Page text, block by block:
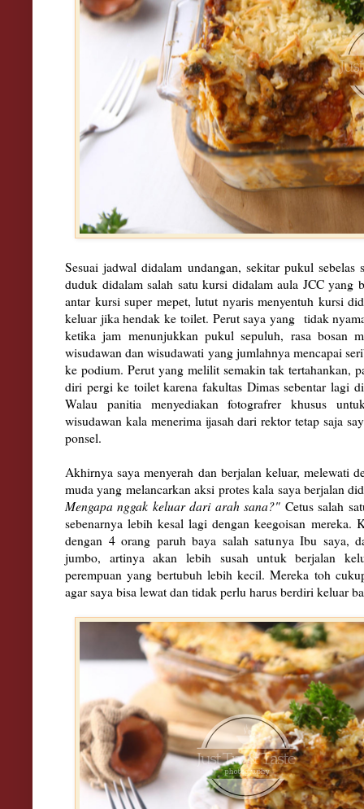
Sesuai jadwal didalam undangan, sekitar pukul sebelas
duduk didalam salah satu kursi didalam aula JCC yang
antar kursi super mepet, lutut nyaris menyentuh kursi
keluar jika hendak ke toilet. Perut saya yang tidak
ketika jam menunjukkan pukul sepuluh, rasa bosan
wisudawan dan wisudawati yang jumlahnya mencapai
ke podium. Perut yang melilit semakin tak tertahankan,
diri pergi ke toilet karena fakultas Dimas sebentar lagi
Walau panitia menyediakan fotografrer khusus
wisudawan kala menerima ijasah dari rektor tetap saja
ponsel.
Akhirnya saya menyerah dan berjalan keluar, melewati
muda yang melancarkan aksi protes kala saya berjalan
Mengapa nggak keluar dari arah sana?" Cetus salah
sebenarnya lebih kesal lagi dengan keegoisan mereka.
dengan 4 orang paruh baya salah satunya Ibu saya,
jumbo, artinya akan lebih susah untuk berjalan
perempuan yang bertubuh lebih kecil. Mereka toh
agar saya bisa lewat dan tidak perlu harus berdiri keluar